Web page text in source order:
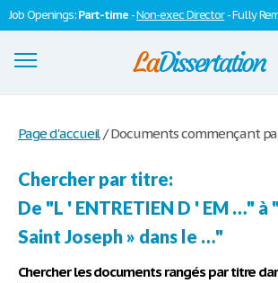
Job Openings:Part-time -Non-exec Director- Fully
Se connecter
Contactez-nous
Page d'accueil /Documents commençant
Chercher par titre:
De "L ' ENTRETIEN D ' EM …" à
Saint Joseph » dans le …"
Chercher les documents rangés par titre